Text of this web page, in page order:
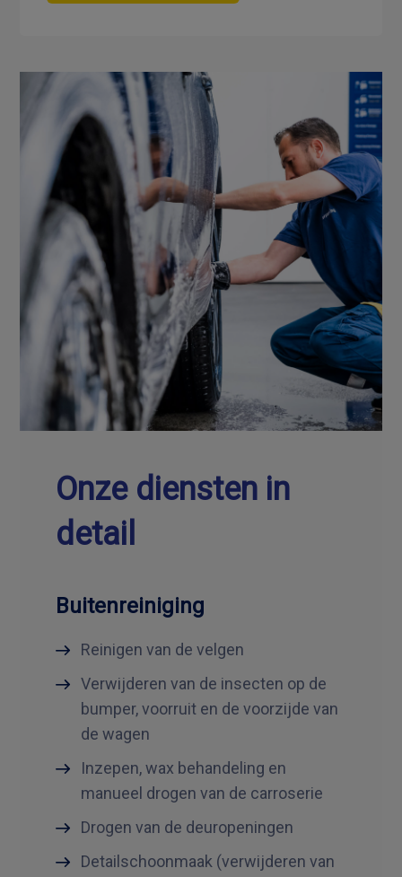
Onze diensten in
detail
Buitenreiniging
Reinigen van de velgen
Verwijderen van de insecten op de
bumper, voorruit en de voorzijde van
de wagen
Inzepen, wax behandeling en
manueel drogen van de carroserie
Drogen van de deuropeningen
Detailschoonmaak (verwijderen van